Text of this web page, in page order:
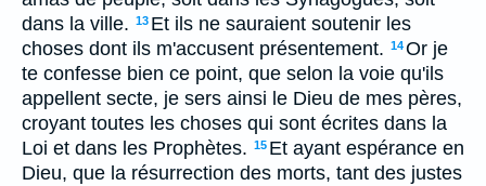
dans la ville. 13 Et ils ne sauraient soutenir les
choses dont ils m'accusent présentement. 14Or je
te confesse bien ce point, que selon la voie qu'ils
appellent secte, je sers ainsi le Dieu de mes pères,
croyant toutes les choses qui sont écrites dans la
Loi et dans les Prophètes. 15 Et ayant espérance en
Dieu, que la résurrection des morts, tant des justes